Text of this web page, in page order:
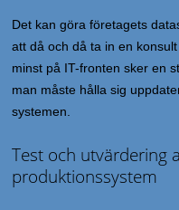
Det kan göra företagets
att då och då ta in en
minst på IT-fronten sker en
man måste hålla sig
systemen.
Test och utvärdering
produktionssystem